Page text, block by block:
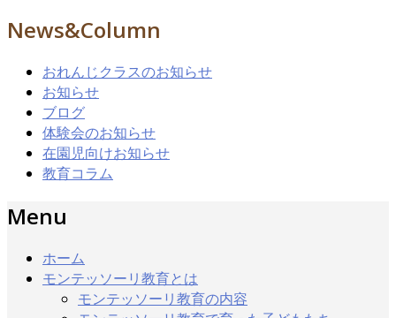
News&Column
おれんじクラスのお知らせ
お知らせ
ブログ
体験会のお知らせ
在園児向けお知らせ
教育コラム
Menu
ホーム
モンテッソーリ教育とは
モンテッソーリ教育の内容